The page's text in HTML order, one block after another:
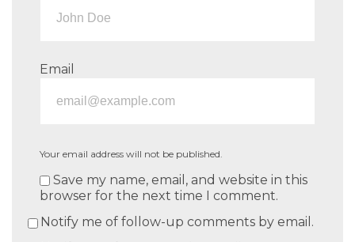
Email
Your email address will not be published.
Save my name, email, and website in this
browser for the next time I comment.
Notify me of follow-up comments by email.